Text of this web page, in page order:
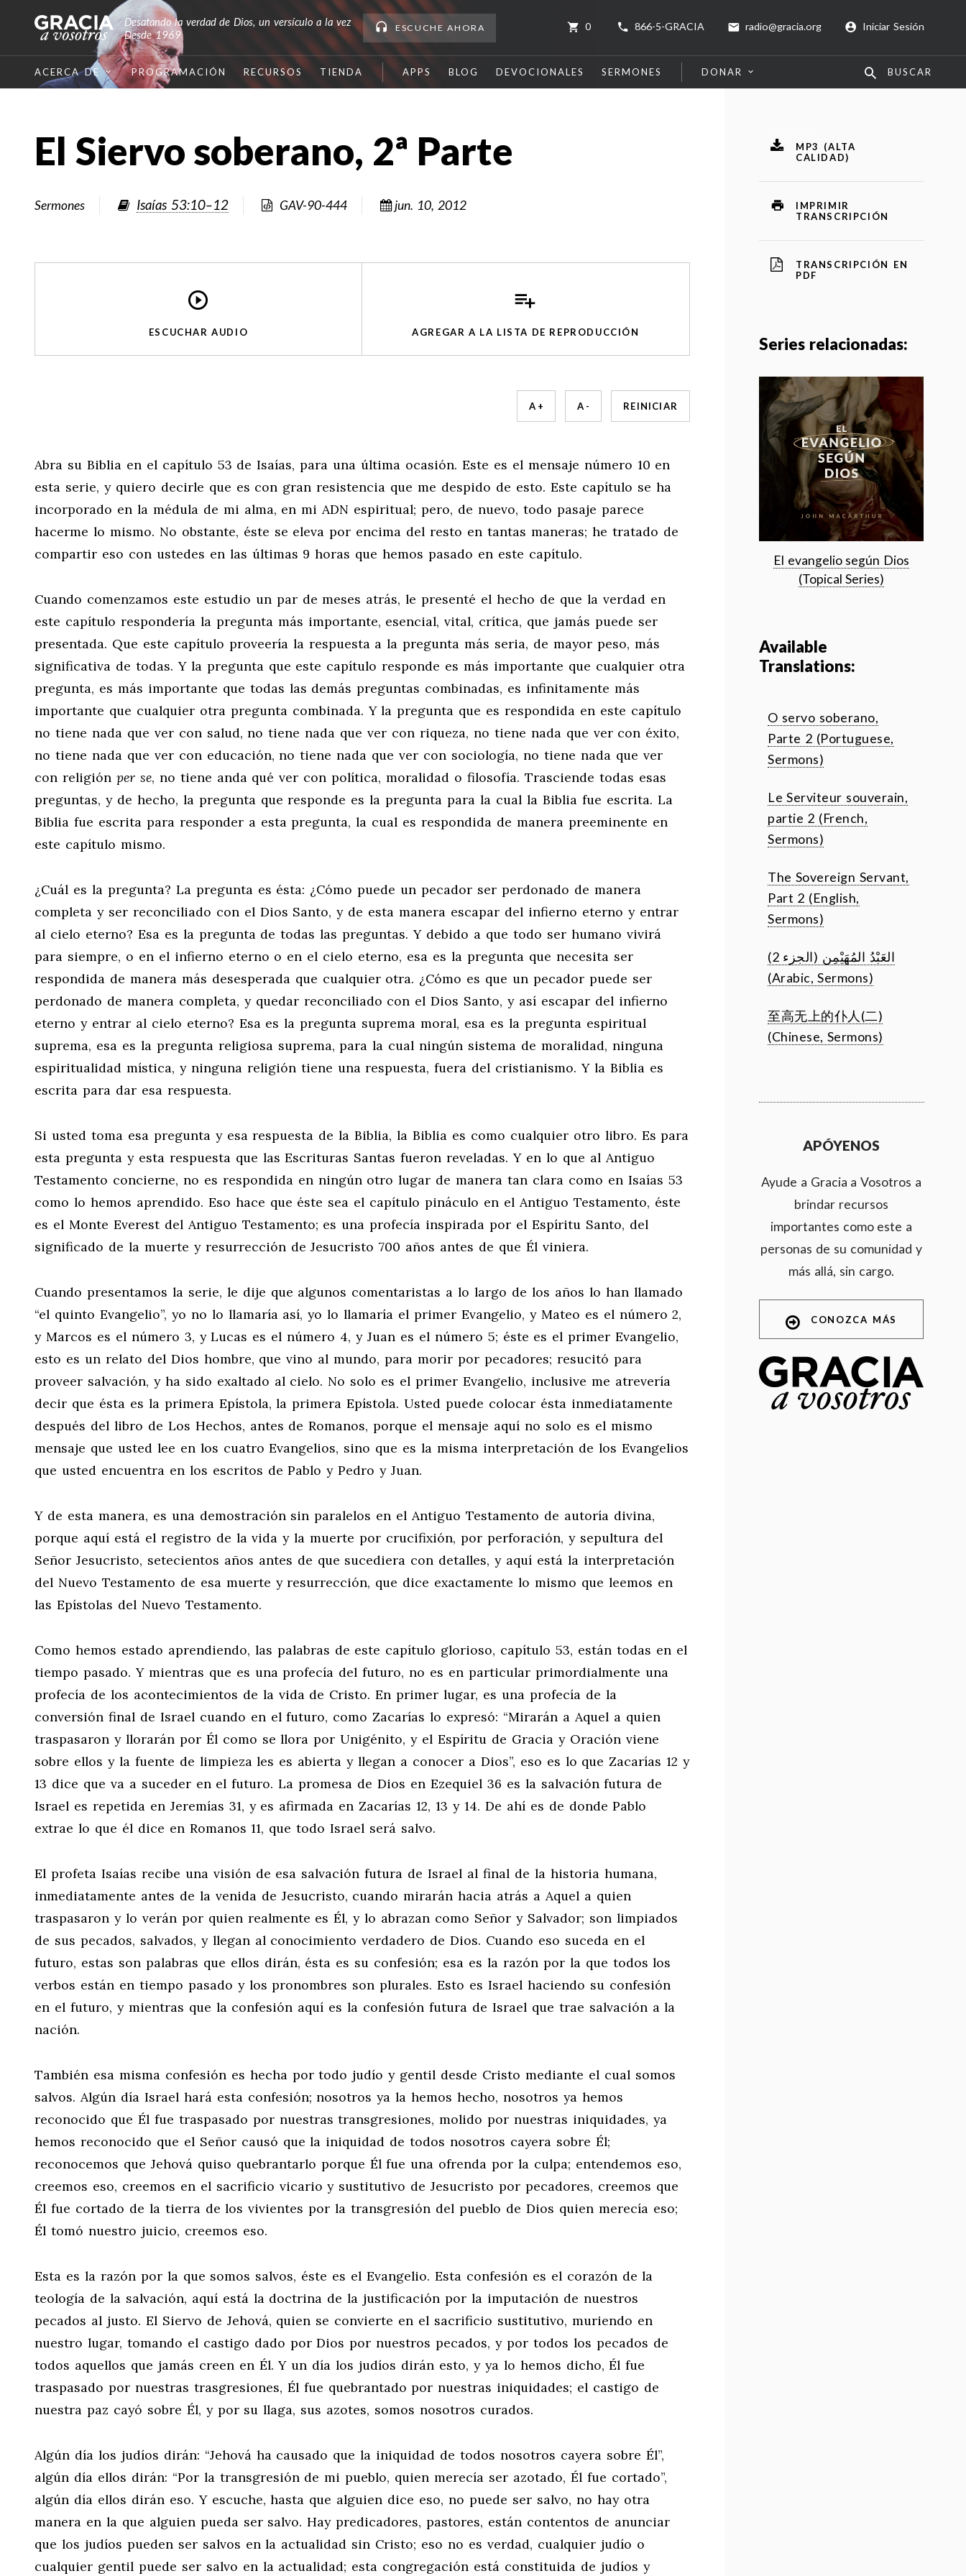
Desatando la verdad de Dios, un versículo a la vez
Desde 1969
ESCUCHE AHORA 866-5-GRACIA radio@gracia.org Iniciar Sesión
0
ACERCA DE PROGRAMACIÓN RECURSOS TIENDA APPS BLOG DEVOCIONALES SERMONES DONAR BUSCAR
El Siervo soberano, 2ª Parte
Sermones Isaías 53:10–12 GAV-90-444 jun. 10, 2012
ESCUCHAR AUDIO AGREGAR A LA LISTA DE REPRODUCCIÓN
A + A - REINICIAR
Abra su Biblia en el capítulo 53 de Isaías, para una última ocasión. Este es el mensaje número 10 en
esta serie, y quiero decirle que es con gran resistencia que me despido de esto. Este capítulo se ha
incorporado en la médula de mi alma, en mi ADN espiritual; pero, de nuevo, todo pasaje parece
hacerme lo mismo. No obstante, éste se eleva por encima del resto en tantas maneras; he tratado de
compartir eso con ustedes en las últimas 9 horas que hemos pasado en este capítulo.
Cuando comenzamos este estudio un par de meses atrás, le presenté el hecho de que la verdad en
este capítulo respondería la pregunta más importante, esencial, vital, crítica, que jamás puede ser
presentada. Que este capítulo proveería la respuesta a la pregunta más seria, de mayor peso, más
significativa de todas. Y la pregunta que este capítulo responde es más importante que cualquier otra
pregunta, es más importante que todas las demás preguntas combinadas, es infinitamente más
importante que cualquier otra pregunta combinada. Y la pregunta que es respondida en este capítulo
no tiene nada que ver con salud, no tiene nada que ver con riqueza, no tiene nada que ver con éxito,
no tiene nada que ver con educación, no tiene nada que ver con sociología, no tiene nada que ver
con religión per se, no tiene anda qué ver con política, moralidad o filosofía. Trasciende todas esas
preguntas, y de hecho, la pregunta que responde es la pregunta para la cual la Biblia fue escrita. La
Biblia fue escrita para responder a esta pregunta, la cual es respondida de manera preeminente en
este capítulo mismo.
¿Cuál es la pregunta? La pregunta es ésta: ¿Cómo puede un pecador ser perdonado de manera
completa y ser reconciliado con el Dios Santo, y de esta manera escapar del infierno eterno y entrar
al cielo eterno? Esa es la pregunta de todas las preguntas. Y debido a que todo ser humano vivirá
para siempre, o en el infierno eterno o en el cielo eterno, esa es la pregunta que necesita ser
respondida de manera más desesperada que cualquier otra. ¿Cómo es que un pecador puede ser
perdonado de manera completa, y quedar reconciliado con el Dios Santo, y así escapar del infierno
eterno y entrar al cielo eterno? Esa es la pregunta suprema moral, esa es la pregunta espiritual
suprema, esa es la pregunta religiosa suprema, para la cual ningún sistema de moralidad, ninguna
espiritualidad mística, y ninguna religión tiene una respuesta, fuera del cristianismo. Y la Biblia es
escrita para dar esa respuesta.
Si usted toma esa pregunta y esa respuesta de la Biblia, la Biblia es como cualquier otro libro. Es para
esta pregunta y esta respuesta que las Escrituras Santas fueron reveladas. Y en lo que al Antiguo
Testamento concierne, no es respondida en ningún otro lugar de manera tan clara como en Isaías 53
como lo hemos aprendido. Eso hace que éste sea el capítulo pináculo en el Antiguo Testamento, éste
es el Monte Everest del Antiguo Testamento; es una profecía inspirada por el Espíritu Santo, del
significado de la muerte y resurrección de Jesucristo 700 años antes de que Él viniera.
Cuando presentamos la serie, le dije que algunos comentaristas a lo largo de los años lo han llamado
“el quinto Evangelio”, yo no lo llamaría así, yo lo llamaría el primer Evangelio, y Mateo es el número 2,
y Marcos es el número 3, y Lucas es el número 4, y Juan es el número 5; éste es el primer Evangelio,
esto es un relato del Dios hombre, que vino al mundo, para morir por pecadores; resucitó para
proveer salvación, y ha sido exaltado al cielo. No solo es el primer Evangelio, inclusive me atrevería
decir que ésta es la primera Epístola, la primera Epístola. Usted puede colocar ésta inmediatamente
después del libro de Los Hechos, antes de Romanos, porque el mensaje aquí no solo es el mismo
mensaje que usted lee en los cuatro Evangelios, sino que es la misma interpretación de los Evangelios
que usted encuentra en los escritos de Pablo y Pedro y Juan.
Y de esta manera, es una demostración sin paralelos en el Antiguo Testamento de autoría divina,
porque aquí está el registro de la vida y la muerte por crucifixión, por perforación, y sepultura del
Señor Jesucristo, setecientos años antes de que sucediera con detalles, y aquí está la interpretación
del Nuevo Testamento de esa muerte y resurrección, que dice exactamente lo mismo que leemos en
las Epístolas del Nuevo Testamento.
Como hemos estado aprendiendo, las palabras de este capítulo glorioso, capítulo 53, están todas en el
tiempo pasado. Y mientras que es una profecía del futuro, no es en particular primordialmente una
profecía de los acontecimientos de la vida de Cristo. En primer lugar, es una profecía de la
conversión final de Israel cuando en el futuro, como Zacarías lo expresó: “Mirarán a Aquel a quien
traspasaron y llorarán por Él como se llora por Unigénito, y el Espíritu de Gracia y Oración viene
sobre ellos y la fuente de limpieza les es abierta y llegan a conocer a Dios”, eso es lo que Zacarías 12 y
13 dice que va a suceder en el futuro. La promesa de Dios en Ezequiel 36 es la salvación futura de
Israel es repetida en Jeremías 31, y es afirmada en Zacarías 12, 13 y 14. De ahí es de donde Pablo
extrae lo que él dice en Romanos 11, que todo Israel será salvo.
El profeta Isaías recibe una visión de esa salvación futura de Israel al final de la historia humana,
inmediatamente antes de la venida de Jesucristo, cuando mirarán hacia atrás a Aquel a quien
traspasaron y lo verán por quien realmente es Él, y lo abrazan como Señor y Salvador; son limpiados
de sus pecados, salvados, y llegan al conocimiento verdadero de Dios. Cuando eso suceda en el
futuro, estas son palabras que ellos dirán, ésta es su confesión; esa es la razón por la que todos los
verbos están en tiempo pasado y los pronombres son plurales. Esto es Israel haciendo su confesión
en el futuro, y mientras que la confesión aquí es la confesión futura de Israel que trae salvación a la
nación.
También esa misma confesión es hecha por todo judío y gentil desde Cristo mediante el cual somos
salvos. Algún día Israel hará esta confesión; nosotros ya la hemos hecho, nosotros ya hemos
reconocido que Él fue traspasado por nuestras transgresiones, molido por nuestras iniquidades, ya
hemos reconocido que el Señor causó que la iniquidad de todos nosotros cayera sobre Él;
reconocemos que Jehová quiso quebrantarlo porque Él fue una ofrenda por la culpa; entendemos eso,
creemos eso, creemos en el sacrificio vicario y sustitutivo de Jesucristo por pecadores, creemos que
Él fue cortado de la tierra de los vivientes por la transgresión del pueblo de Dios quien merecía eso;
Él tomó nuestro juicio, creemos eso.
Esta es la razón por la que somos salvos, éste es el Evangelio. Esta confesión es el corazón de la
teología de la salvación, aquí está la doctrina de la justificación por la imputación de nuestros
pecados al justo. El Siervo de Jehová, quien se convierte en el sacrificio sustitutivo, muriendo en
nuestro lugar, tomando el castigo dado por Dios por nuestros pecados, y por todos los pecados de
todos aquellos que jamás creen en Él. Y un día los judíos dirán esto, y ya lo hemos dicho, Él fue
traspasado por nuestras trasgresiones, Él fue quebrantado por nuestras iniquidades; el castigo de
nuestra paz cayó sobre Él, y por su llaga, sus azotes, somos nosotros curados.
Algún día los judíos dirán: “Jehová ha causado que la iniquidad de todos nosotros cayera sobre Él”,
algún día ellos dirán: “Por la transgresión de mi pueblo, quien merecía ser azotado, Él fue cortado”,
algún día ellos dirán eso. Y escuche, hasta que alguien dice eso, no puede ser salvo, no hay otra
manera en la que alguien pueda ser salvo. Hay predicadores, pastores, están contentos de anunciar
que los judíos pueden ser salvos en la actualidad sin Cristo; eso no es verdad, cualquier judío o
cualquier gentil puede ser salvo en la actualidad; esta congregación está constituida de judíos y
MP3 (ALTA
CALIDAD)
IMPRIMIR
TRANSCRIPCIÓN
TRANSCRIPCIÓN EN
PDF
Series relacionadas:
El evangelio según Dios
(Topical Series)
Available
Translations:
O servo soberano,
Parte 2 (Portuguese,
Sermons)
Le Serviteur souverain,
partie 2 (French,
Sermons)
The Sovereign Servant,
Part 2 (English,
Sermons)
العَبْدُ المُهَيْمِن (الجزء 2)
(Arabic, Sermons)
至高无上的仆人(二)
(Chinese, Sermons)
APÓYENOS
Ayude a Gracia a Vosotros a
brindar recursos
importantes como este a
personas de su comunidad y
más allá, sin cargo.
CONOZCA MÁS